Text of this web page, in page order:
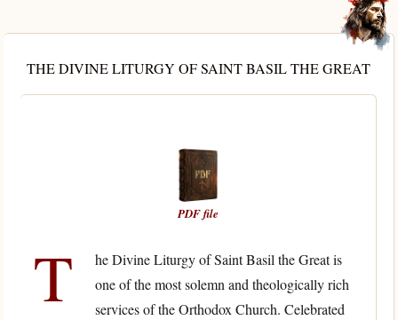
THE DIVINE LITURGY OF SAINT BASIL THE GREAT
PDF file
T
he Divine Liturgy of Saint Basil the Great is
one of the most solemn and theologically rich
services of the Orthodox Church. Celebrated